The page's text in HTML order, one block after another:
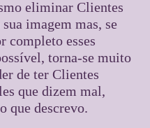
eliminar Clientes
imagem mas, se
completo esses
torna-se muito
de ter Clientes
que dizem mal,
que descrevo.